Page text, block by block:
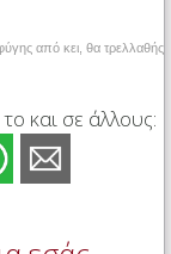
από κει, θα τρελλαθής
και σε άλλους: